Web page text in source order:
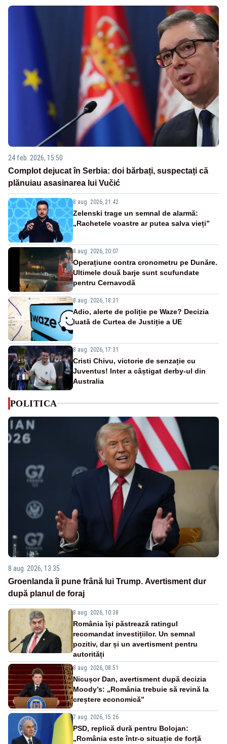
24 feb. 2026, 15:50
Complot dejucat în Serbia: doi bărbați, suspectați că
plănuiau asasinarea lui Vučić
8 aug. 2026, 21:42
Zelenski trage un semnal de alarmă:
„Rachetele voastre ar putea salva vieți”
8 aug. 2026, 20:07
Operațiune contra cronometru pe Dunăre.
Ultimele două barje sunt scufundate
pentru Cernavodă
8 aug. 2026, 18:31
Adio, alerte de poliție pe Waze? Decizia
luată de Curtea de Justiție a UE
8 aug. 2026, 17:31
Cristi Chivu, victorie de senzație cu
Juventus! Inter a câștigat derby-ul din
Australia
POLITICA
8 aug. 2026, 13:35
Groenlanda îi pune frână lui Trump. Avertisment dur
după planul de foraj
8 aug. 2026, 10:38
România își păstrează ratingul
recomandat investițiilor. Un semnal
pozitiv, dar și un avertisment pentru
autorități
8 aug. 2026, 08:51
Nicușor Dan, avertisment după decizia
Moody’s: „România trebuie să revină la
creștere economică”
7 aug. 2026, 15:26
PSD, replică dură pentru Bolojan:
„România este într-o situație de forță